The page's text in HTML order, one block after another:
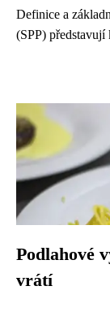
Definice a
(SPP) představují
Podlahové
vrátí